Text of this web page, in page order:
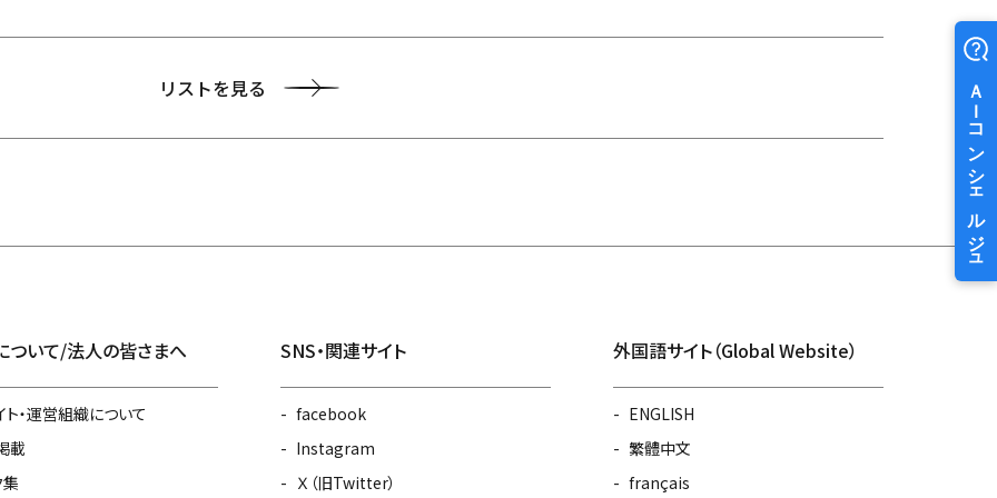
リストを見る
ついて/法人の皆さまへ
ト・運営組織について
載
集
SNS・関連サイト
facebook
Instagram
Ｘ（旧Twitter）
外国語サイト（Global Website）
ENGLISH
繁體中文
français